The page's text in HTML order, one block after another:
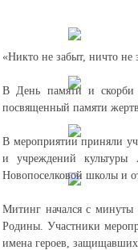
«Никто не забыт, ничто не
В День памяти и скорби
посвященный памяти
В мероприятии приняли
и учреждений культуры
Новопоселковой школы и
Митинг начался с минуты
Родины. Участники
имена героев,